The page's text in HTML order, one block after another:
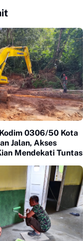
0306/50 Kota
Jalan, Akses
Mendekati Tuntas